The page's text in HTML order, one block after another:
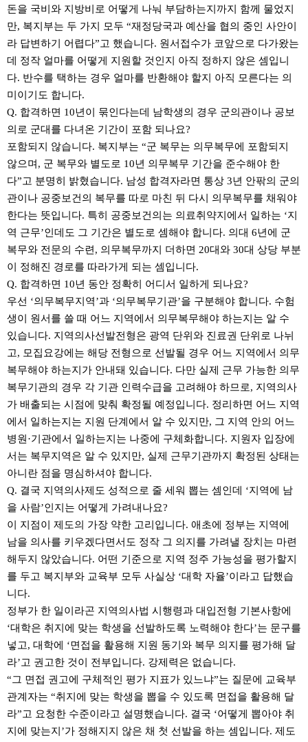
돈을 국비와 지방비로 어떻게 나눠 부담하는지까지 함께 물었지
만, 복지부는 두 가지 모두 “재정당국과 예산을 협의 중인 사안이
라 답변하기 어렵다”고 했습니다. 원서접수가 코앞으로 다가왔는
데 정작 얼마를 어떻게 지원할 것인지 아직 정하지 않은 셈입니
다. 반수를 택하는 경우 얼마를 반환해야 할지 아직 모른다는 의
미이기도 합니다.
Q. 합격하면 10년이 묶인다는데 남학생의 경우 군의관이나 공보
의로 군대를 다녀온 기간이 포함 되나요?
포함되지 않습니다. 복지부는 “군 복무는 의무복무에 포함되지
않으며, 군 복무와 별도로 10년 의무복무 기간을 준수해야 한
다”고 분명히 밝혔습니다. 남성 합격자라면 통상 3년 안팎의 군의
관이나 공중보건의 복무를 따로 마친 뒤 다시 의무복무를 채워야
한다는 뜻입니다. 특히 공중보건의는 의료취약지에서 일하는 ‘지
역 근무’인데도 그 기간은 별도로 셈해야 합니다. 의대 6년에 군
복무와 전문의 수련, 의무복무까지 더하면 20대와 30대 상당 부분
이 정해진 경로를 따라가게 되는 셈입니다.
Q. 합격하면 10년 동안 정확히 어디서 일하게 되나요?
우선 ‘의무복무지역’과 ‘의무복무기관’을 구분해야 합니다. 수험
생이 원서를 쓸 때 어느 지역에서 의무복무해야 하는지는 알 수
있습니다. 지역의사선발전형은 광역 단위와 진료권 단위로 나뉘
고, 모집요강에는 해당 전형으로 선발될 경우 어느 지역에서 의무
복무해야 하는지가 안내돼 있습니다. 다만 실제 근무 가능한 의무
복무기관의 경우 각 기관 인력수급을 고려해야 하므로, 지역의사
가 배출되는 시점에 맞춰 확정될 예정입니다. 정리하면 어느 지역
에서 일하는지는 지원 단계에서 알 수 있지만, 그 지역 안의 어느
병원·기관에서 일하는지는 나중에 구체화합니다. 지원자 입장에
서는 복무지역은 알 수 있지만, 실제 근무기관까지 확정된 상태는
아니란 점을 명심하셔야 합니다.
Q. 결국 지역의사제도 성적으로 줄 세워 뽑는 셈인데 ‘지역에 남
을 사람’인지는 어떻게 가려내나요?
이 지점이 제도의 가장 약한 고리입니다. 애초에 정부는 지역에
남을 의사를 키우겠다면서도 정작 그 의지를 가려낼 장치는 마련
해두지 않았습니다. 어떤 기준으로 지역 정주 가능성을 평가할지
를 두고 복지부와 교육부 모두 사실상 ‘대학 자율’이라고 답했습
니다.
정부가 한 일이라곤 지역의사법 시행령과 대입전형 기본사항에
‘대학은 취지에 맞는 학생을 선발하도록 노력해야 한다’는 문구를
넣고, 대학에 ‘면접을 활용해 지원 동기와 복무 의지를 평가해 달
라’고 권고한 것이 전부입니다. 강제력은 없습니다.
“그 면접 권고에 구체적인 평가 지표가 있느냐”는 질문에 교육부
관계자는 “취지에 맞는 학생을 뽑을 수 있도록 면접을 활용해 달
라”고 요청한 수준이라고 설명했습니다. 결국 ‘어떻게 뽑아야 취
지에 맞는지’가 정해지지 않은 채 첫 선발을 하는 셈입니다. 제도